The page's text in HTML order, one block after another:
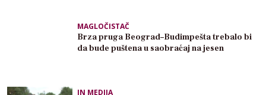
MAGLOČISTAČ
Brza pruga Beograd–Budimpešta trebalo bi
da bude puštena u saobraćaj na jesen
IN MEDIJA